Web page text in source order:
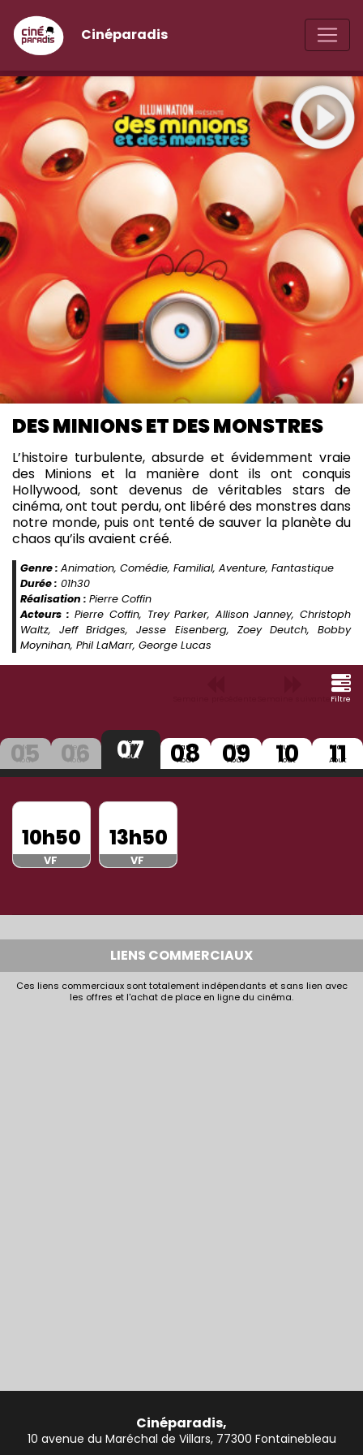
Cinéparadis
DES MINIONS ET DES MONSTRES
L’histoire turbulente, absurde et évidemment vraie
des Minions et la manière dont ils ont conquis
Hollywood, sont devenus de véritables stars de
cinéma, ont tout perdu, ont libéré des monstres dans
notre monde, puis ont tenté de sauver la planète du
chaos qu’ils avaient créé.
Genre : Animation, Comédie, Familial, Aventure, Fantastique
Durée : 01h30
Réalisation : Pierre Coffin
Acteurs : Pierre Coffin, Trey Parker, Allison Janney, Christoph
Waltz, Jeff Bridges, Jesse Eisenberg, Zoey Deutch, Bobby
Moynihan, Phil LaMarr, George Lucas
Filtre
Mer
05
Aout
Jeu
06
Aout
Ven
07
Aout
Sam
08
Aout
Dim
09
Aout
Lun
10
Aout
Mar
11
Aout
10h50
VF
13h50
VF
LIENS COMMERCIAUX
Ces liens commerciaux sont totalement indépendants et sans lien avec
les offres et l'achat de place en ligne du cinéma.
Cinéparadis,
10 avenue du Maréchal de Villars, 77300 Fontainebleau